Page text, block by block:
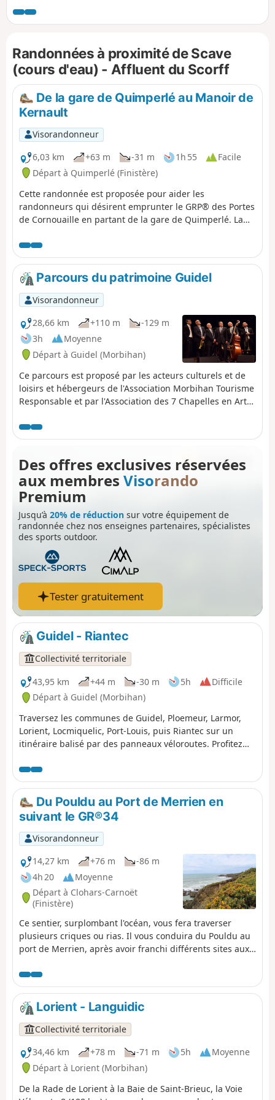
Randonnées à proximité de Scave
(cours d'eau) - Affluent du Scorff
De la gare de Quimperlé au Manoir de
Kernault
Visorandonneur
6,03 km
+63 m -31 m 1h 55
Facile
Départ à Quimperlé (Finistère)
Cette randonnée est proposée pour aider les
randonneurs qui désirent emprunter le GRP® des Portes
de Cornouaille en partant de la gare de Quimperlé. La
l'orientation, pas de balisage ou si peu. En partant de la
gare, le suivi de la trace est plus simple à partir de
l'application. On quitte Quimperlé sans quasiment être
en bord de route, ce qui constitue un gros plus.
Parcours du patrimoine Guidel
Visorandonneur
28,66 km
+110 m
-129 m
3h
Moyenne
Départ à Guidel (Morbihan)
Ce parcours est proposé par les acteurs culturels et de
loisirs et hébergeurs de l'Association Morbihan Tourisme
Responsable et par l'Association des 7 Chapelles en Arts.
voiture. L'été, il est recommandé de faire le parcours
l'après-midi du Mercredi au Dimanche ou des jours
Parcours sont ouvertes gratuitement au public.
Des offres exclusives réservées
aux membres Visorando
Premium
Jusqu’à 20% de réduction sur votre équipement de
randonnée chez nos enseignes partenaires, spécialistes
des sports outdoor.
Tester gratuitement
Guidel - Riantec
Collectivité territoriale
43,95 km
+44 m -30 m 5h
Difficile
Départ à Guidel (Morbihan)
Traversez les communes de Guidel, Ploemeur, Larmor,
Lorient, Locmiquelic, Port-Louis, puis Riantec sur un
itinéraire balisé par des panneaux véloroutes. Profitez
le long du parcours.
Du Pouldu au Port de Merrien en
suivant le GR®34
Visorandonneur
14,27 km
+76 m
-86 m
4h 20
Moyenne
Départ à Clohars-Carnoët
(Finistère)
Ce sentier, surplombant l'océan, vous fera traverser
plusieurs criques ou rias. Il vous conduira du Pouldu au
port de Merrien, après avoir franchi différents sites aux
souffle, dans cette merveilleuse Bretagne. Nécessité
d’avoir, au moins, deux véhicules.
Lorient - Languidic
Collectivité territoriale
34,46 km
+78 m -71 m 5h
Moyenne
Départ à Lorient (Morbihan)
De la Rade de Lorient à la Baie de Saint-Brieuc, la Voie